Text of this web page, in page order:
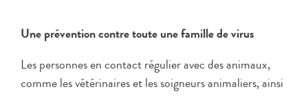
Une prévention contre toute une famille de virus
Les personnes en contact régulier avec des animaux,
comme les vétérinaires et les soigneurs animaliers, ainsi